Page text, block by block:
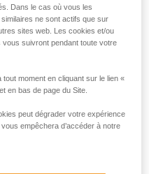
KIT est un kit prêt
contre les chutes et le
Il est adapté aux travaux
aux structures
et de maintien au travail
d'énergie
à grande
de maintien au travail
OK TRIACT-
Dans le cas où vous les
ne sont actifs que sur
sites web. Les cookies et/ou
suivront pendant toute votre
moment en cliquant sur le lien «
en bas de page du Site.
peut dégrader votre expérience
empêchera d’accéder à notre